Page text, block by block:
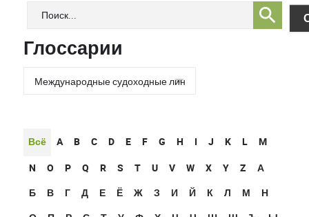
Глоссарии
Всё A B C D E F G H I J K L
M
N
O P Q R S T U V W X Y Z
А
Б
В Г Д Е Ё Ж З И Й К Л М
Н